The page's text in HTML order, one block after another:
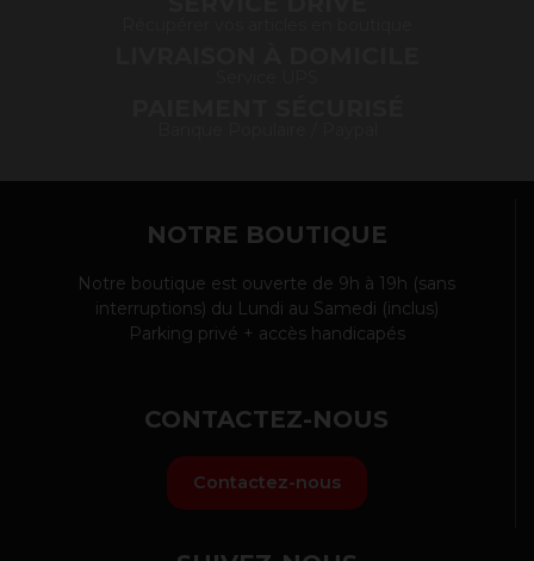
NOTRE BOUTIQUE
Notre boutique est ouverte de 9h à 19h (sans
interruptions) du Lundi au Samedi (inclus)
Parking privé + accès handicapés
CONTACTEZ-NOUS
Contactez-nous